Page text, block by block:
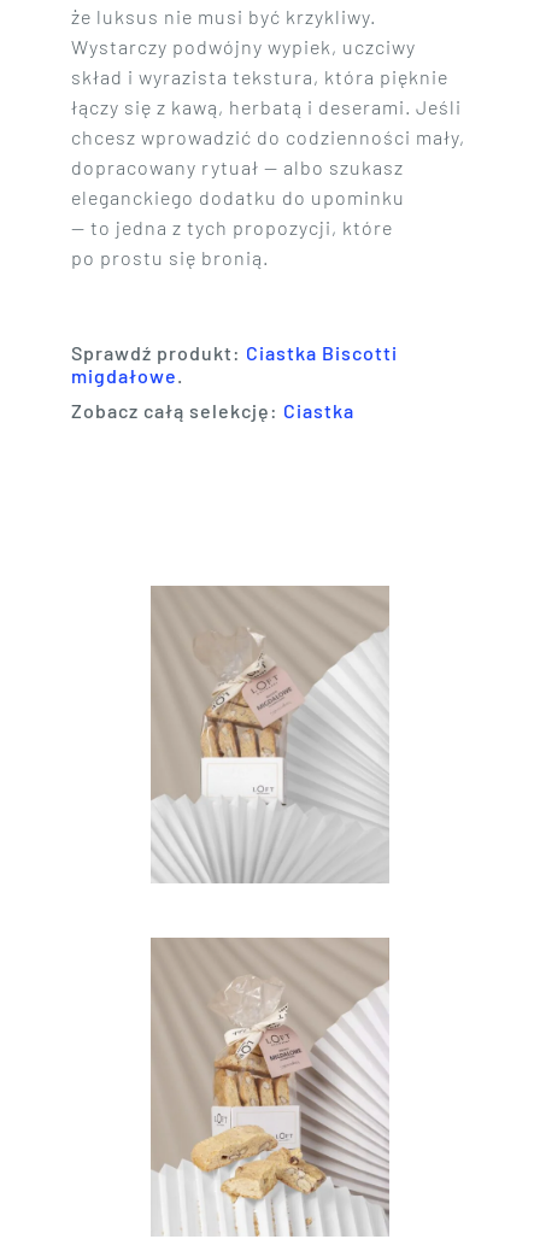
że luksus nie musi być krzykliwy.
Wystarczy podwójny wypiek, uczciwy
skład i wyrazista tekstura, która pięknie
łączy się z kawą, herbatą i deserami. Jeśli
chcesz wprowadzić do codzienności mały,
dopracowany rytuał — albo szukasz
eleganckiego dodatku do upominku
— to jedna z tych propozycji, które
po prostu się bronią.
Sprawdź produkt: Ciastka Biscotti
migdałowe.
Zobacz całą selekcję: Ciastka